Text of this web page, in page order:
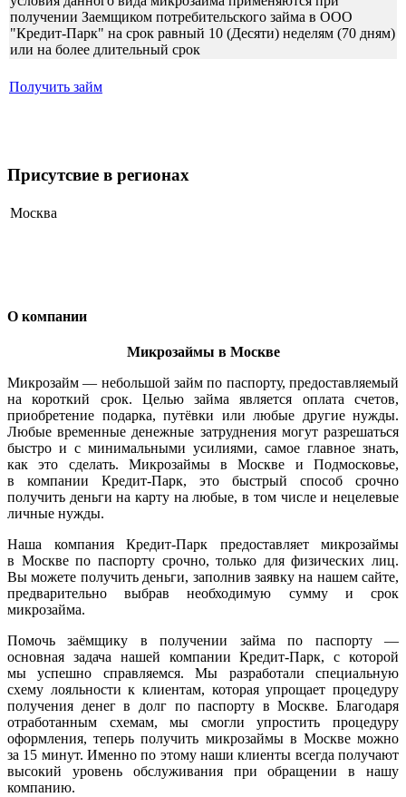
получении Заемщиком потребительского займа в ООО
"Кредит-Парк" на срок равный 10 (Десяти) неделям (70 дням)
или на более длительный срок
Получить займ
Присутсвие в регионах
Москва
О компании
Микрозаймы в Москве
Микрозайм — небольшой займ по паспорту, предоставляемый
на короткий срок. Целью займа является оплата счетов,
приобретение подарка, путёвки или любые другие нужды.
Любые временные денежные затруднения могут разрешаться
быстро и с минимальными усилиями, самое главное знать,
как это сделать. Микрозаймы в Москве и Подмосковье,
в компании Кредит-Парк, это быстрый способ срочно
получить деньги на карту на любые, в том числе и нецелевые
личные нужды.
Наша компания Кредит-Парк предоставляет микрозаймы
в Москве по паспорту срочно, только для физических лиц.
Вы можете получить деньги, заполнив заявку на нашем сайте,
предварительно выбрав необходимую сумму и срок
микрозайма.
Помочь заёмщику в получении займа по паспорту —
основная задача нашей компании Кредит-Парк, с которой
мы успешно справляемся. Мы разработали специальную
схему лояльности к клиентам, которая упрощает процедуру
получения денег в долг по паспорту в Москве. Благодаря
отработанным схемам, мы смогли упростить процедуру
оформления, теперь получить микрозаймы в Москве можно
за 15 минут. Именно по этому наши клиенты всегда получают
высокий уровень обслуживания при обращении в нашу
компанию.